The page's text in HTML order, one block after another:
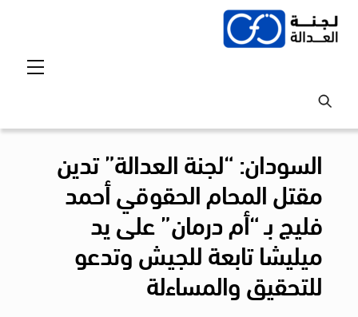
Skip
السودان: “لجنة العدالة” تدين
مقتل المحام الحقوقي أحمد
فليج بـ “أم درمان” على يد
ميليشا تابعة للجيش وتدعو
للتحقيق والمساءلة